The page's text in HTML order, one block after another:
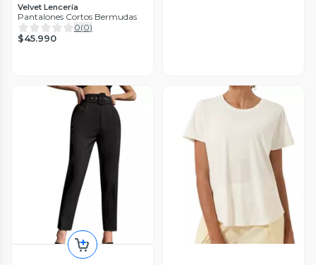
Velvet Lencería
Pantalones Cortos Bermudas
0(0)
$45.990